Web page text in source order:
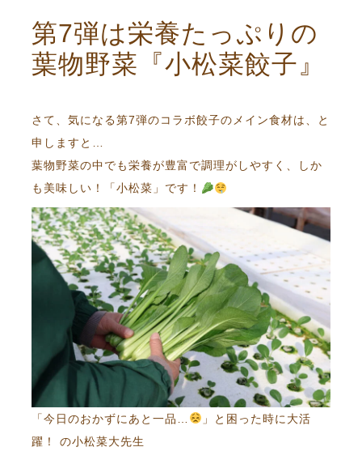
第7弾は栄養たっぷりの
葉物野菜『小松菜餃子』
さて、気になる第7弾のコラボ餃子のメイン食材は、と
申しますと…
葉物野菜の中でも栄養が豊富で調理がしやすく、しか
も美味しい！「小松菜」です！
「今日のおかずにあと一品…
」と困った時に大活
躍！ の小松菜大先生